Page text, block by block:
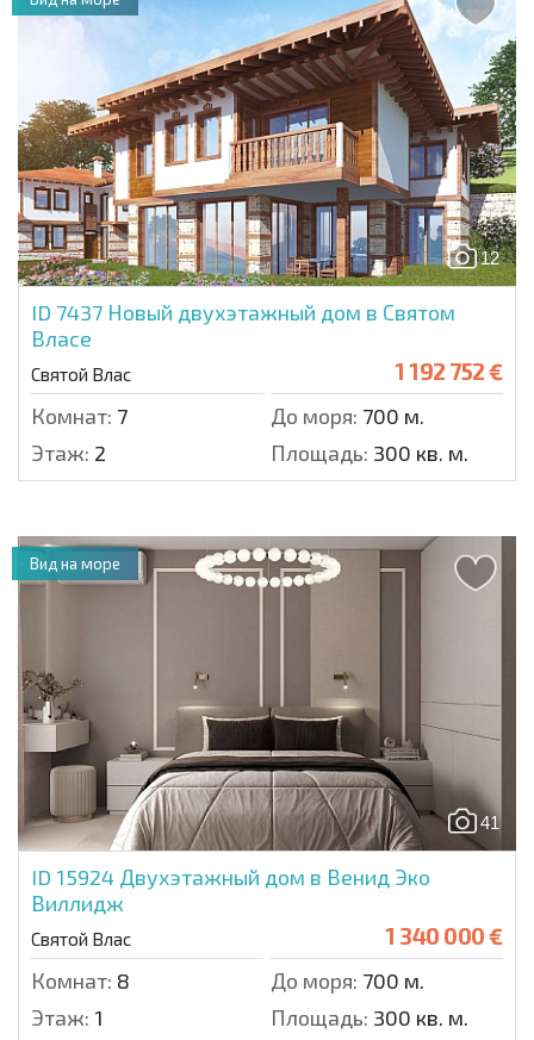
12
ID 7437 Новый двухэтажный дом в Святом
Власе
Святой Влас 1 192 752 €
Комнат: 7 До моря: 700 м.
Этаж: 2 Площадь: 300 кв. м.
41
ID 15924 Двухэтажный дом в Венид Эко
Виллидж
Святой Влас 1 340 000 €
Комнат: 8 До моря: 700 м.
Этаж: 1 Площадь: 300 кв. м.
Вид на море